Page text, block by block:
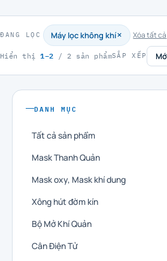
ĐANG LỌC Máy lọc không khí Xóa tất cả
Hiển thị1–2 / 2 sản phẩmSẮP XẾP
DANH MỤC
Tất cả sản phẩm
Mask Thanh Quản
Mask oxy, Mask khí dung
Xông hút đờm kín
Bộ Mở Khí Quản
Cân Điện Tử